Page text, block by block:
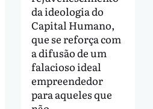
da ideologia do
Capital Humano,
que se reforça com
a difusão de um
falacioso ideal
empreendedor
para aqueles que